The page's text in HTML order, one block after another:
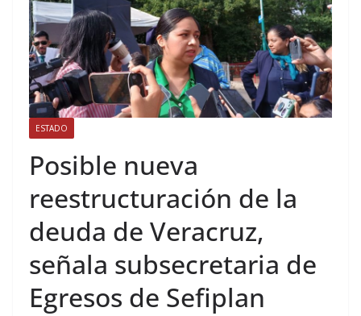
ESTADO
Posible nueva
reestructuración de la
deuda de Veracruz,
señala subsecretaria de
Egresos de Sefiplan